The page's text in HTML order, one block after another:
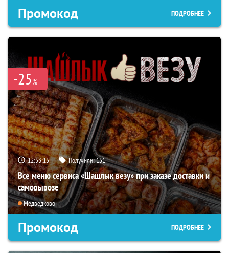
Промокод ПОДРОБНЕЕ
-25%
12:53:14 Получили:151
Все меню сервиса «Шашлык везу» при заказе доставки и
самовывозе
Медведково
Промокод ПОДРОБНЕЕ